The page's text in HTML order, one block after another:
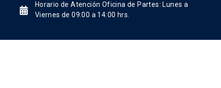
Horario de Atención Oficina de Partes: Lunes a
Viernes de 09:00 a 14:00 hrs.